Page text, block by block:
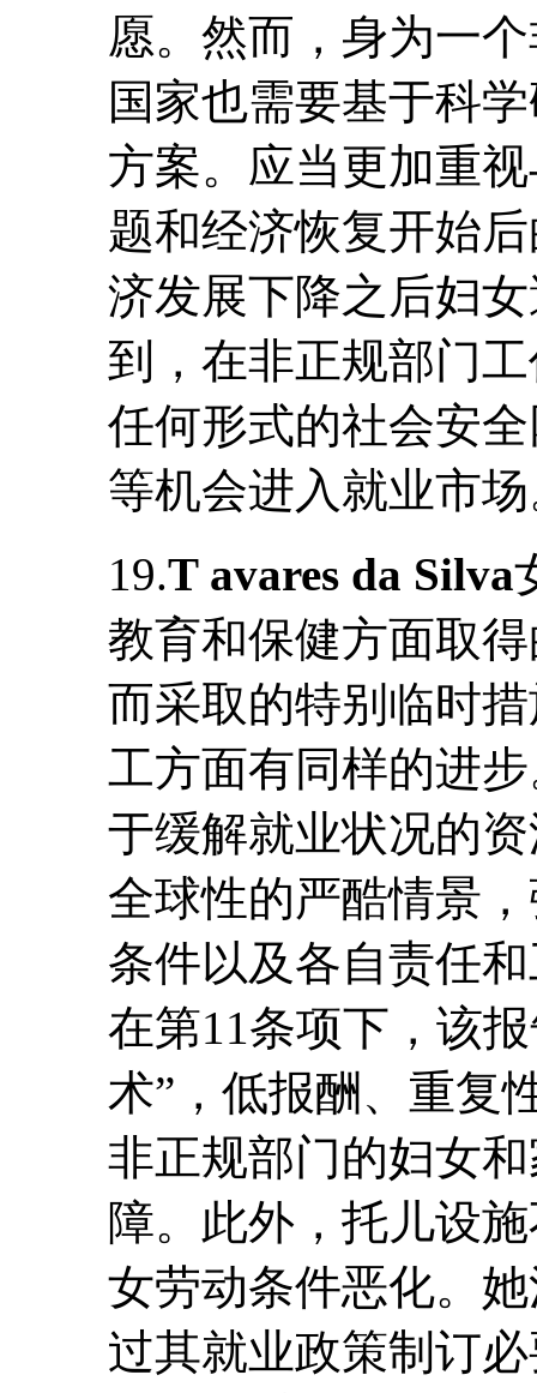
愿。然而，身为一
国家也需要基于科
方案。应当更加重
题和经济恢复开始
济发展下降之后妇
到，在非正规部门
任何形式的社会安
等机会进入就业市
19.T avares da Silva
教育和保健方面取
而采取的特别临时
工方面有同样的进
于缓解就业状况的
全球性的严酷情景
条件以及各自责任
在第11条项下，该
术”，低报酬、重复
非正规部门的妇女
障。此外，托儿设
女劳动条件恶化。
过其就业政策制订